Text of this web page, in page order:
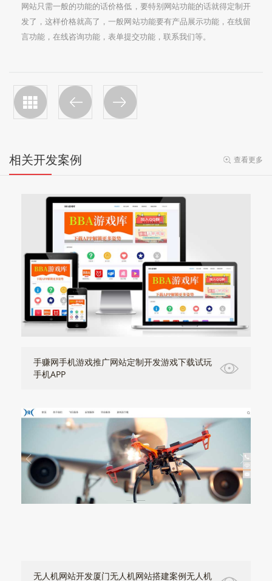
网站只需一般的功能的话价格低，要特别网站功能的话就得定制开
发了，这样价格就高了，一般网站功能要有产品展示功能，在线留
言功能，在线咨询功能，表单提交功能，联系我们等。
相关开发案例 查看更多
手赚网手机游戏推广网站定制开发游戏下载试玩
手机APP
无人机网站开发厦门无人机网站搭建案例无人机